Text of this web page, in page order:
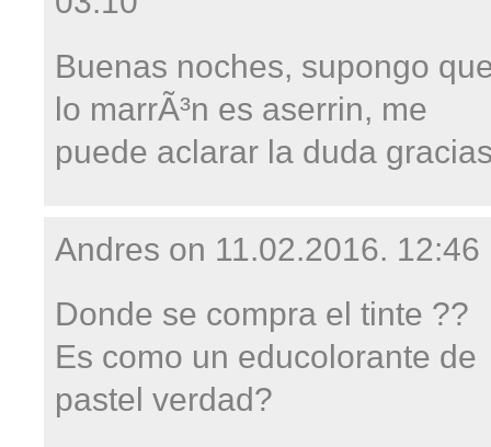
Buenas noches, supongo
lo marrÃ³n es aserrin, me
puede aclarar la duda
Andres on 11.02.2016. 12:46
Donde se compra el tinte ??
Es como un educolorante de
pastel verdad?